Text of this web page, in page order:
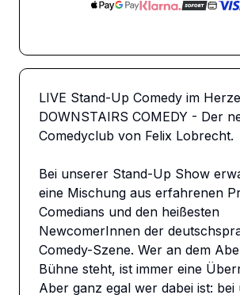
LIVE Stand-Up Comedy im
DOWNSTAIRS COMEDY - Der
Comedyclub von Felix Lobrecht.
Bei unserer Stand-Up Show
eine Mischung aus erfahrenen
Comedians und den heißesten
NewcomerInnen der
Comedy-Szene. Wer an dem
Bühne steht, ist immer eine
Aber ganz egal wer dabei ist: bei